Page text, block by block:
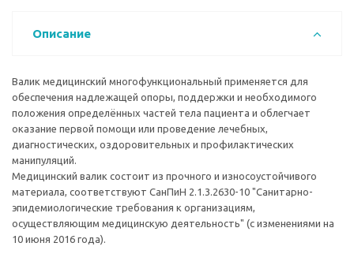
Описание
Валик медицинский многофункциональный применяется для
обеспечения надлежащей опоры, поддержки и необходимого
положения определённых частей тела пациента и облегчает
оказание первой помощи или проведение лечебных,
диагностических, оздоровительных и профилактических
манипуляций.
Медицинский валик состоит из прочного и износоустойчивого
материала, соответствуют СанПиН 2.1.3.2630-10 "Санитарно-
эпидемиологические требования к организациям,
осуществляющим медицинскую деятельность" (с изменениями на
10 июня 2016 года).